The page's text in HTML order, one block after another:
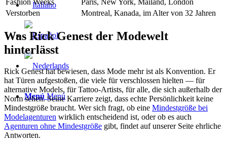
Menú Menú
Fashion Weeks
Paris, New York, Mailand, London
Verstorben
Montreal, Kanada, im Alter von 32 Jahren
Was Rick Genest der Modewelt
hinterlässt
Rick Genest hat bewiesen, dass Mode mehr ist als Konvention. Er
hat Türen aufgestoßen, die viele für verschlossen hielten — für
alternative Models, für Tattoo-Artists, für alle, die sich außerhalb der
Norm sehen. Seine Karriere zeigt, dass echte Persönlichkeit keine
Mindestgröße braucht. Wer sich fragt, ob eine Mindestgröße bei
Modelagenturen wirklich entscheidend ist, oder ob es auch
Agenturen ohne Mindestgröße gibt, findet auf unserer Seite ehrliche
Antworten.